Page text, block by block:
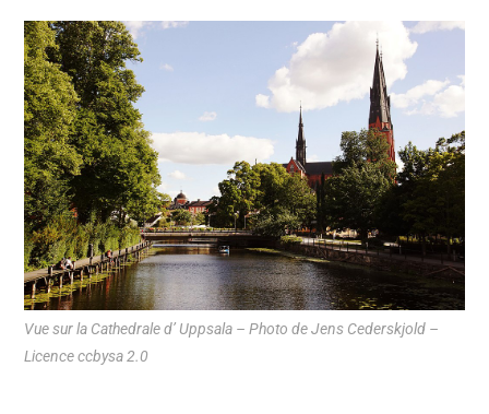
Vue sur la Cathedrale d’ Uppsala – Photo de Jens Cederskjold –
Licence ccbysa 2.0